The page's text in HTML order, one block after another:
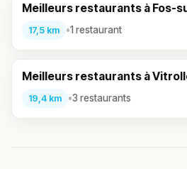
Meilleurs restaurants à Fos-
17,5 km •1 restaurant
Meilleurs restaurants à
19,4 km •3 restaurants